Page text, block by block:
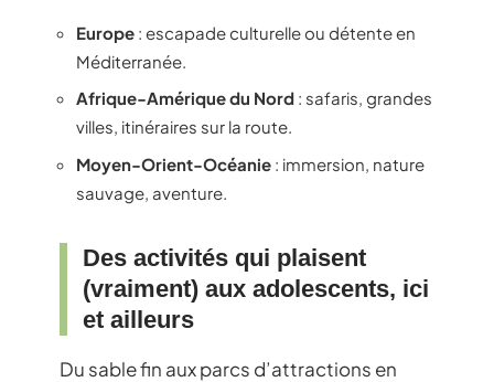
Europe : escapade culturelle ou détente en
Méditerranée.
Afrique-Amérique du Nord : safaris, grandes
villes, itinéraires sur la route.
Moyen-Orient-Océanie : immersion, nature
sauvage, aventure.
Des activités qui plaisent
(vraiment) aux adolescents, ici
et ailleurs
Du sable fin aux parcs d’attractions en